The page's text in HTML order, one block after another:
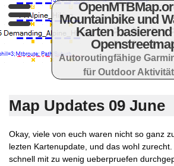
Mountainbike und
Karten
Autoroutingfähige
für Outdoor
Map Updates 09 June
Okay, viele von euch waren nicht so ganz
lezten Kartenupdate, und das wohl
schnell mit zu wenig ueberpruefen